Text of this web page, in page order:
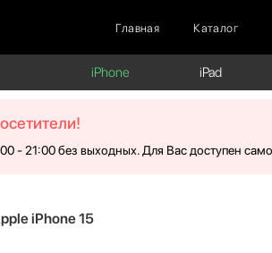
Главная Каталог
iPhone iPad
- 21:00 без выходных. Для Вас доступен
iPhone 15